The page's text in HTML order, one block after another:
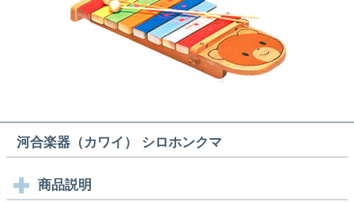
河合楽器（カワイ） シロホンクマ
商品説明